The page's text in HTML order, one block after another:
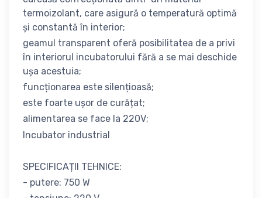
termoizolant, care asigură o temperatură optimă
și constantă în interior;
geamul transparent oferă posibilitatea de a privi
în interiorul incubatorului fără a se mai deschide
ușa acestuia;
funcționarea este silențioasă;
este foarte ușor de curățat;
alimentarea se face la 220V;
Incubator industrial
SPECIFICAȚII TEHNICE:
- putere: 750 W